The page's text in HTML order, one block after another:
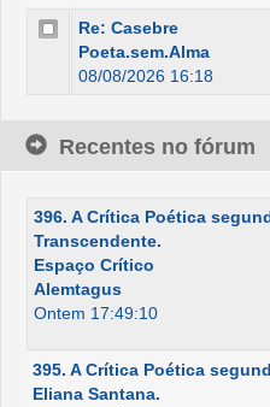
Re: Casebre
Poeta.sem.Alma
08/08/2026 16:18
Recentes no fórum
396. A Crítica Poética
Transcendente.
Espaço Crítico
Alemtagus
Ontem 17:49:10
395. A Crítica Poética
Eliana Santana.